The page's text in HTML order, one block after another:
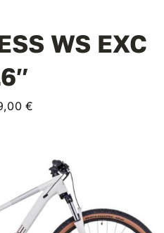
WS EXC
€